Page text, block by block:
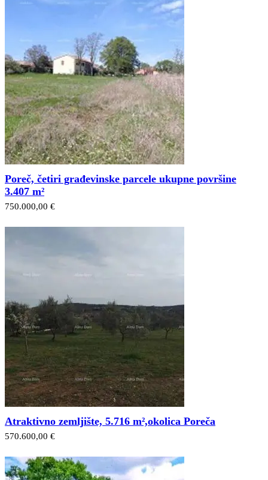
Poreč, četiri građevinske parcele ukupne površine
3.407 m²
750.000,00 €
Atraktivno zemljište, 5.716 m²,okolica Poreča
570.600,00 €